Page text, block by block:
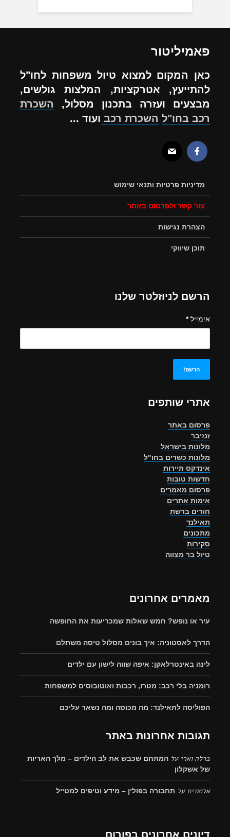
פאמיליטור
כאן המקום למצוא טיול משפחות לחו"ל
להתייעץ, אטרקציות, המלצות גולשים,
מבצעים ועזרה בתכנון מסלול, השכרת
רכב בחו"ל השכרת רכב ועוד ...
מדיניות פרטיות ותנאי שימוש
צור קשר ולפרסום באתר
הצהרת נגישות
תוכן שיווקי
הרשם לניוזלטר שלנו
אימייל*
אתרי שותפים
פרסום באתר
זנזיבר
מלונות בישראל
מלונות כשרים בחו"ל
אינדקס תיירות
חדשות טובות
פרסום מאמרים
אימות אתרים
חורים ברשת
תאילנד
מתכונים
סקירות
טיול בר מצווה
מאמרים אחרונים
עיר או נופש? חמש שאלות שמכריעות את החופשה
הדרך לאסטוניה: איך בונים מסלול טיסה משתלם
לינה באינטרלאקן: איפה שווה לישון עם ילדים
רומניה בלי רכב: מטרו, רכבות ואוטובוסים למשפחות
הפוליסה לתאילנד: מה מכוסה ומה נשאר עליכם
תגובות אחרונות באתר
ברלה וארי על המתחם שכבש את לב הילדים – מלך האריות
של אשקלון
אלמוניתעל תחבורה בפולין – מידע וטיפים למטייל
דיונים אחרונים בפורום